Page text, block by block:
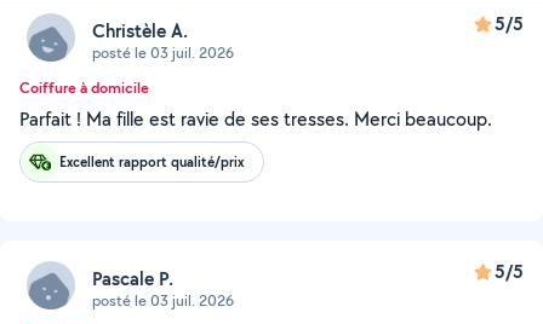
Christèle A.
posté le 03 juil. 2026
5/5
Coiffure à domicile
Parfait ! Ma fille est ravie de ses tresses. Merci beaucoup.
Excellent rapport qualité/prix
Pascale P.
posté le 03 juil. 2026
5/5